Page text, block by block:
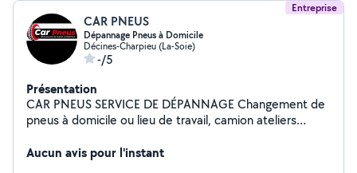
Entreprise
CAR PNEUS
Dépannage Pneus à Domicile
Décines-Charpieu (La-Soie)
-/5
Présentation
CAR PNEUS SERVICE DE DÉPANNAGE Changement de
pneus à domicile ou lieu de travail, camion ateliers
directement sur place SERVICE DISPONIBLE 24h/24 7J7
Aucun avis pour l'instant